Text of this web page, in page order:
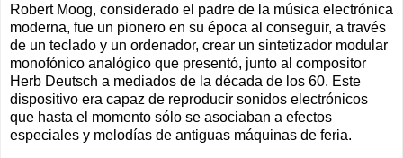
Robert Moog, considerado el padre de la música electrónica
moderna, fue un pionero en su época al conseguir, a través
de un teclado y un ordenador, crear un sintetizador modular
monofónico analógico que presentó, junto al compositor
Herb Deutsch a mediados de la década de los 60. Este
dispositivo era capaz de reproducir sonidos electrónicos
que hasta el momento sólo se asociaban a efectos
especiales y melodías de antiguas máquinas de feria.